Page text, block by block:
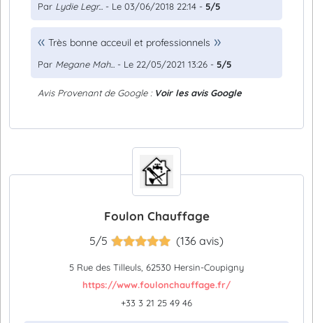
Par Lydie Legr... - Le 03/06/2018 22:14 - 5/5
Très bonne acceuil et professionnels
Par Megane Mah... - Le 22/05/2021 13:26 - 5/5
Avis Provenant de Google : Voir les avis Google
Foulon Chauffage
5/5 (136 avis)
5 Rue des Tilleuls, 62530 Hersin-Coupigny
https://www.foulonchauffage.fr/
+33 3 21 25 49 46